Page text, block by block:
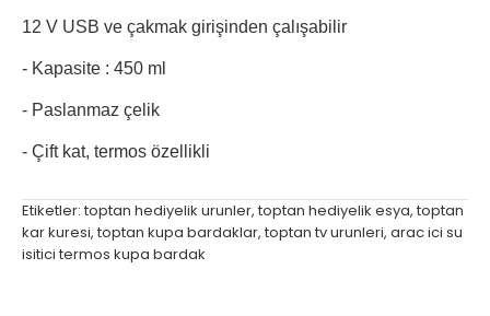
12 V USB ve çakmak girişinden çalışabilir
- Kapasite : 450 ml
- Paslanmaz çelik
- Çift kat, termos özellikli
Etiketler: toptan hediyelik urunler, toptan hediyelik esya, toptan
kar kuresi, toptan kupa bardaklar, toptan tv urunleri, arac ici su
isitici termos kupa bardak